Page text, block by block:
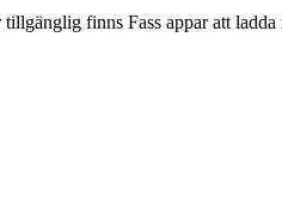
finns Fass appar att